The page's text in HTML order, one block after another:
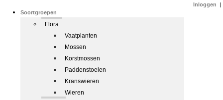
Soortgroepen
Flora
Vaatplanten
Mossen
Korstmossen
Paddenstoelen
Kranswieren
Wieren
Inloggen |